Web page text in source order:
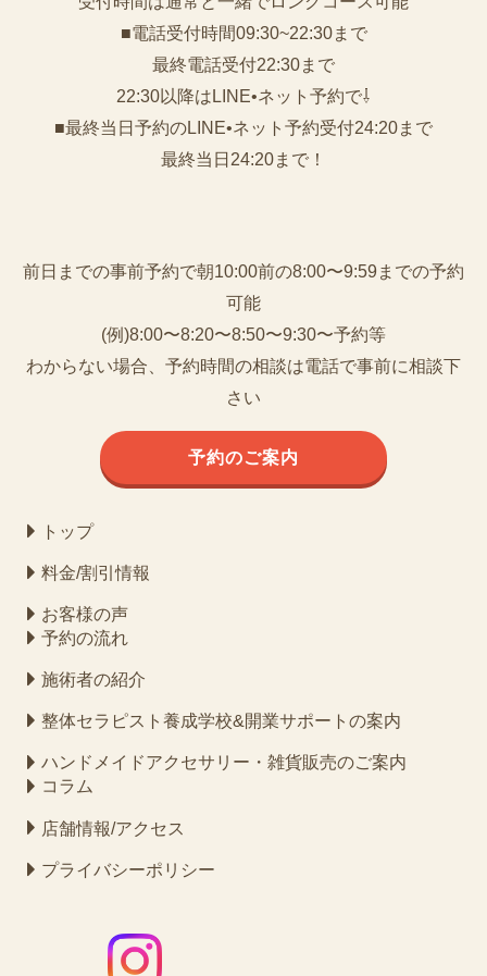
■電話受付時間09:30~22:30まで
️最終電話受付22:30まで
22:30以降はLINE•ネット予約で⇩
■最終当日予約のLINE•ネット予約受付24:20まで
最終当日24:20まで！
前日までの事前予約で朝10:00前の8:00〜9:59までの予約
可能
(例)8:00〜8:20〜8:50〜9:30〜予約等
わからない場合、予約時間の相談は電話で事前に相談下
さい
予約のご案内
トップ
料金/割引情報
お客様の声
予約の流れ
施術者の紹介
整体セラピスト養成学校&開業サポートの案内
ハンドメイドアクセサリー・雑貨販売のご案内
コラム
店舗情報/アクセス
プライバシーポリシー